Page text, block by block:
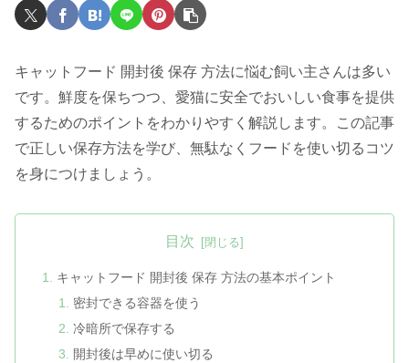
キャットフード 開封後 保存 方法に悩む飼い主さんは多い
です。鮮度を保ちつつ、愛猫に安全でおいしい食事を提供
するためのポイントをわかりやすく解説します。この記事
で正しい保存方法を学び、無駄なくフードを使い切るコツ
を身につけましょう。
目次
キャットフード 開封後 保存 方法の基本ポイント
密封できる容器を使う
冷暗所で保存する
開封後は早めに使い切る